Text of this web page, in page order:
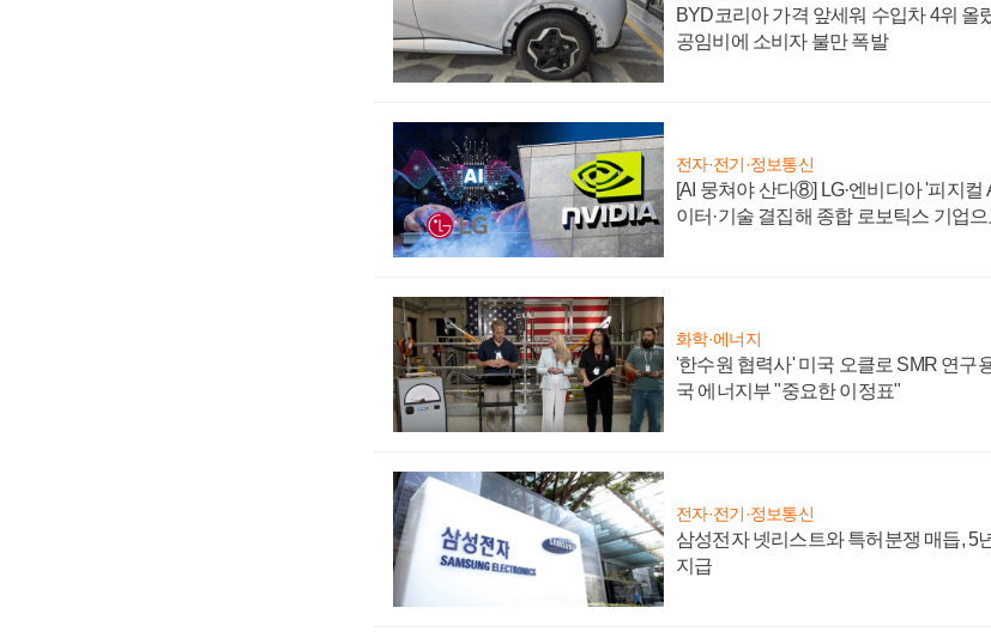
BYD코리아 가격 앞세워 수입차 4위 올
공임비에 소비자 불만 폭발
전자·전기·정보통신
[AI 뭉쳐야 산다⑧] LG·엔비디아 '피지컬
이터·기술 결집해 종합 로보틱스 기업으
화학·에너지
'한수원 협력사' 미국 오클로 SMR 연구
국 에너지부 "중요한 이정표"
전자·전기·정보통신
삼성전자 넷리스트와 특허분쟁 매듭, 5
지급